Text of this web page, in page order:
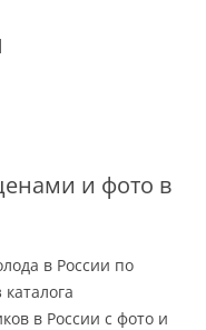
и фото в
в России по
в России с фото и